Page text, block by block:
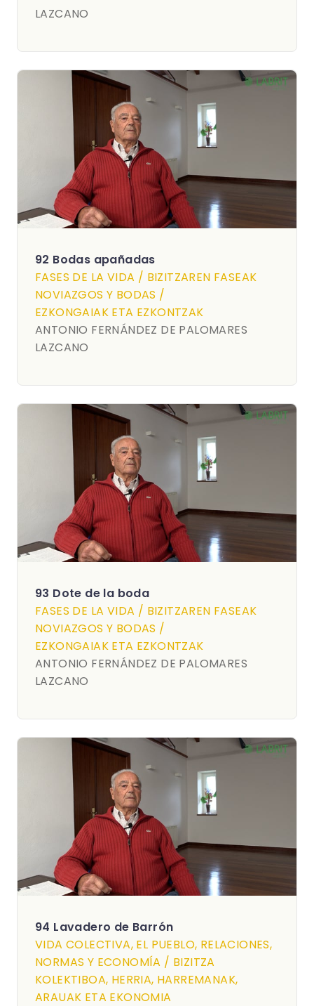
LAZCANO
92 Bodas apañadas
FASES DE LA VIDA / BIZITZAREN FASEAK
NOVIAZGOS Y BODAS /
EZKONGAIAK ETA EZKONTZAK
ANTONIO FERNÁNDEZ DE PALOMARES
LAZCANO
93 Dote de la boda
FASES DE LA VIDA / BIZITZAREN FASEAK
NOVIAZGOS Y BODAS /
EZKONGAIAK ETA EZKONTZAK
ANTONIO FERNÁNDEZ DE PALOMARES
LAZCANO
94 Lavadero de Barrón
VIDA COLECTIVA, EL PUEBLO, RELACIONES,
NORMAS Y ECONOMÍA / BIZITZA
KOLEKTIBOA, HERRIA, HARREMANAK,
ARAUAK ETA EKONOMIA